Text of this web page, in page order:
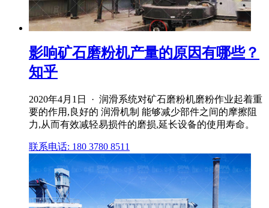
影响矿石磨粉机产量的原因有哪些？
知乎
2020年4月1日 · 润滑系统对矿石磨粉机磨粉作业起着重
要的作用,良好的 润滑机制 能够减少部件之间的摩擦阻
力,从而有效减轻易损件的磨损,延长设备的使用寿命。
联系电话: 180 3780 8511